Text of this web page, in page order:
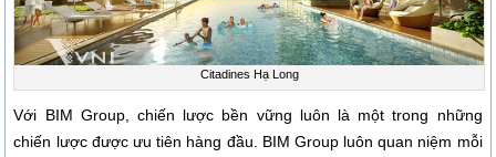
Citadines Hạ Long
Với BIM Group, chiến lược bền vững luôn là một trong những
chiến lược được ưu tiên hàng đầu. BIM Group luôn quan niệm mỗi